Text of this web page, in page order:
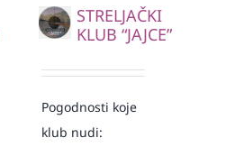
STRELJAČKI
KLUB “JAJCE”
Pogodnosti koje
klub nudi: